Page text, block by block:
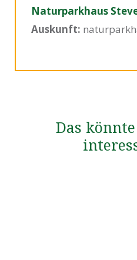
Naturparkhaus
Auskunft:
Das